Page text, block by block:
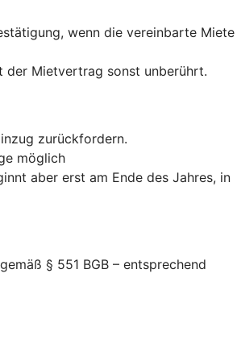
wenn die vereinbarte Miete
der Mietvertrag sonst unberührt.
zurückfordern.
möglich
aber erst am Ende des Jahres, in
§ 551 BGB – entsprechend